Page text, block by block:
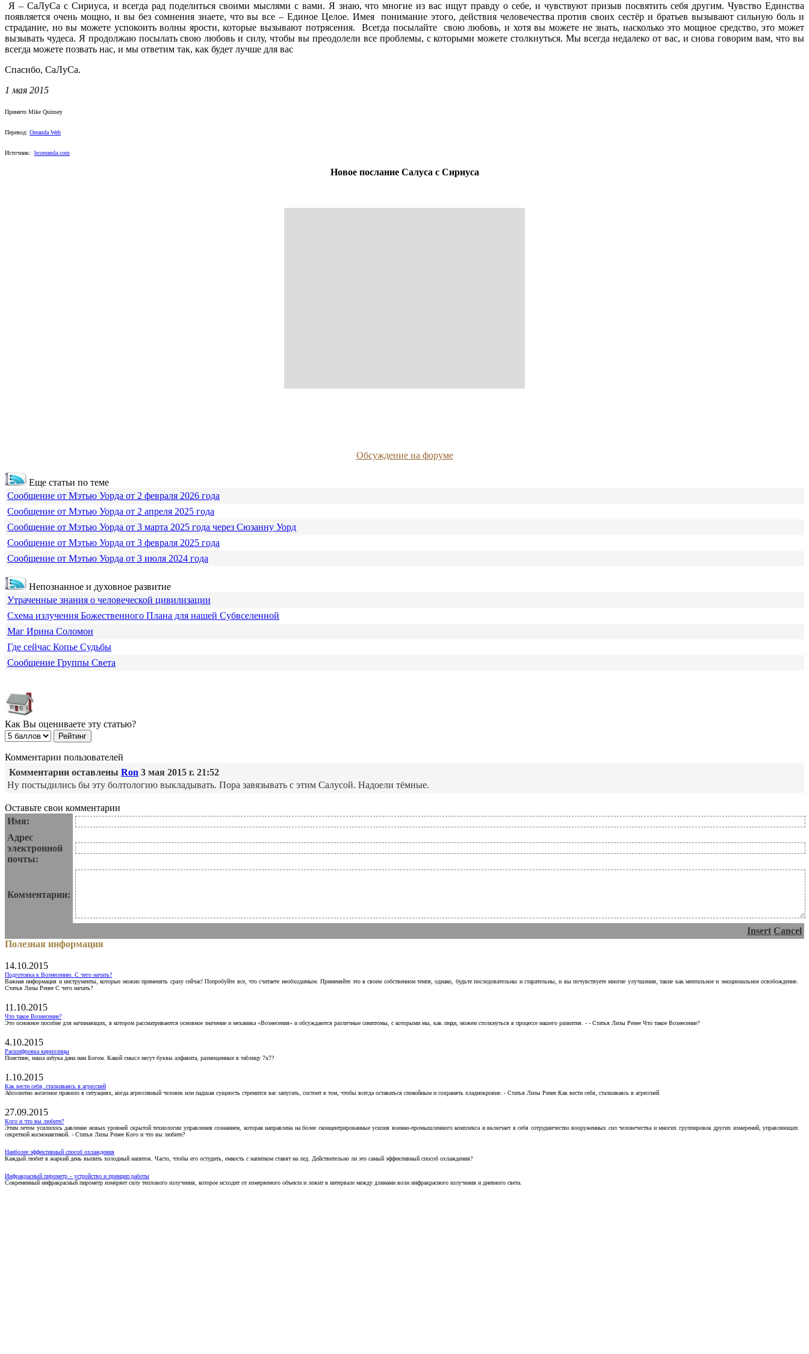
Я – СаЛуСа с Сириуса, и всегда рад поделиться своими мыслями с вами. Я знаю, что многие из вас ищут правду о себе, и чувствуют призыв посвятить себя другим. Чувство Единства
появляется очень мощно, и вы без сомнения знаете, что вы все – Единое Целое. Имея понимание этого, действия человечества против своих сестёр и братьев вызывают сильную боль и
страдание, но вы можете успокоить волны ярости, которые вызывают потрясения. Всегда посылайте свою любовь, и хотя вы можете не знать, насколько это мощное средство, это может
вызывать чудеса. Я продолжаю посылать свою любовь и силу, чтобы вы преодолели все проблемы, с которыми можете столкнуться. Мы всегда недалеко от вас, и снова говорим вам, что вы
всегда можете позвать нас, и мы ответим так, как будет лучше для вас
Спасибо, СаЛуСа.
1 мая 2015
Принято Mike Quinsey
Перевод: Oreanda Web
Источник: bcoreanda.com
Новое послание Салуса с Сириуса
Обсуждение на форуме
Еще статьи по теме
Сообщение от Мэтью Уорда от 2 февраля 2026 года
Сообщение от Мэтью Уорда от 2 апреля 2025 года
Сообщение от Мэтью Уорда от 3 марта 2025 года через Сюзанну Уорд
Сообщение от Мэтью Уорда от 3 февраля 2025 года
Сообщение от Мэтью Уорда от 3 июля 2024 года
Непознанное и духовное развитие
Утраченные знания о человеческой цивилизации
Схема излучения Божественного Плана для нашей Субвселенной
Маг Ирина Соломон
Где сейчас Копье Судьбы
Сообщение Группы Света
Как Вы оцениваете эту статью?
Комментарии пользователей
Комментарии оставлены Ron 3 мая 2015 г. 21:52
Ну постыдились бы эту болтологию выкладывать. Пора завязывать с этим Салусой. Надоели тёмные.
Оставьте свои комментарии
Имя:
Адрес
электронной
почты:
Комментарии:
Insert Cancel
Полезная информация
14.10.2015
Подготовка к Вознесению. С чего начать?
Важная информация и инструменты, которые можно применять сразу сейчас! Попробуйте все, что считаете необходимым. Применяйте это в своем собственном темпе, однако, будьте последовательны и старательны, и вы почувствуете многие улучшения, такие как ментальное и эмоциональное освобождение.
Статья Лизы Ренее С чего начать?
11.10.2015
Что такое Вознесение?
Это основное пособие для начинающих, в котором рассматриваются основное значение и механика «Вознесения» и обсуждаются различные симптомы, с которыми мы, как люди, можем столкнуться в процессе нашего развития. - - Статья Лизы Ренее Что такое Вознесение?
4.10.2015
Расшифровка кириллицы
Поистине, наша азбука дана нам Богом. Какой смысл несут буквы алфавита, размещенные в таблицу 7х7?
1.10.2015
Как вести себя, сталкиваясь в агрессией
Абсолютно железное правило в ситуациях, когда агрессивный человек или падшая сущность стремится вас запугать, состоит в том, чтобы всегда оставаться спокойным и сохранять хладнокровие. - Статья Лизы Ренее Как вести себя, сталкиваясь в агрессией
27.09.2015
Кого и что вы любите?
Этим летом усилилось давление новых уровней скрытой технологии управления сознанием, которая направлена на более сконцентрированные усилия военно-промышленного комплекса и включает в себя сотрудничество вооруженных сил человечества и многих группировок других измерений, управляющих
секретной космонавтикой. - Статья Лизы Ренее Кого и что вы любите?
Наиболее эффективный способ охлаждения
Каждый любит в жаркий день выпить холодный напиток. Часто, чтобы его остудить, емкость с напитком ставят на лед. Действительно ли это самый эффективный способ охлаждения?
Инфракрасный пирометр – устройство и принцип работы
Современный инфракрасный пирометр измеряет силу теплового излучения, которое исходит от измеряемого объекта и лежит в интервале между длинами волн инфракрасного излучения и дневного света.